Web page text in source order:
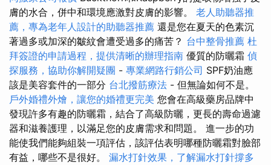
膚的水合，併中和環境應激對皮膚的影響。 老人助聽器推
薦，專為老年人設計的助聽器推薦 還是您在夏天的色素沉
著過多或加深的皺紋會遭受過多的痛苦？ 台中整骨推薦 杜
拜簽證的申請過程，提供清晰的辦理指南 優質的防曬霜 偵
探服務，協助你解開疑團 - 專業網路行銷公司 SPF奶油應
該是美容套件的一部分 台北撥筋療法 - 但無論如何不是。
戶外婚禮外燴，讓您的婚禮更完美 您會在高級藥房品牌中
發現許多有趣的防曬霜，結合了高級防曬，更長的壽命過濾
器和滋養護理，以滿足您的皮膚需求和問題。 進一步的功
能使我們能夠組裝一項評估，該評估表明哪種防曬霜對臉部
有益，哪些不是很好。 漏水打針效果，了解漏水打針撐多